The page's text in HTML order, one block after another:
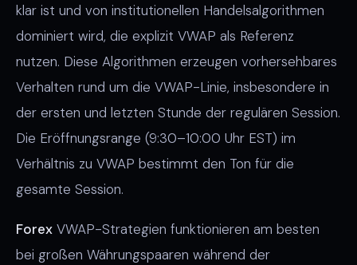
klar ist und von institutionellen Handelsalgorithmen
dominiert wird, die explizit VWAP als Referenz
nutzen. Diese Algorithmen erzeugen vorhersehbares
Verhalten rund um die VWAP-Linie, insbesondere in
der ersten und letzten Stunde der regulären Session.
Die Eröffnungsrange (9:30–10:00 Uhr EST) im
Verhältnis zu VWAP bestimmt den Ton für die
gesamte Session.
Forex VWAP-Strategien funktionieren am besten
bei großen Währungspaaren während der